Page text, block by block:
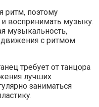
ритм, поэтому
воспринимать музыку.
музыкальность,
движения с ритмом
требует от танцора
лучших
заниматься